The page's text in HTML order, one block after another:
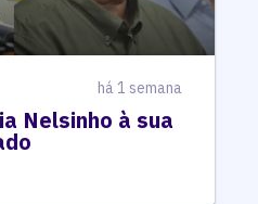
há 1 semana
Nelsinho à sua